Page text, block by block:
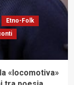
Etno-Folk
«locomotiva»